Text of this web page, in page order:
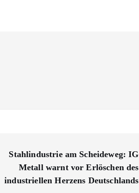
Stahlindustrie am Scheideweg: IG
Metall warnt vor Erlöschen des
industriellen Herzens Deutschlands